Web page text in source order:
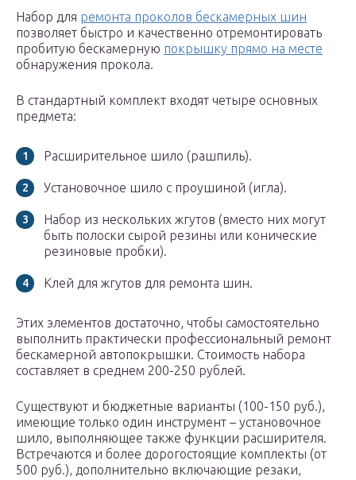
Набор для ремонта проколов бескамерных шин
позволяет быстро и качественно отремонтировать
пробитую бескамерную покрышку прямо на месте
обнаружения прокола.
В стандартный комплект входят четыре основных
предмета:
Расширительное шило (рашпиль).
Установочное шило с проушиной (игла).
Набор из нескольких жгутов (вместо них могут
быть полоски сырой резины или конические
резиновые пробки).
Клей для жгутов для ремонта шин.
Этих элементов достаточно, чтобы самостоятельно
выполнить практически профессиональный ремонт
бескамерной автопокрышки. Стоимость набора
составляет в среднем 200-250 рублей.
Существуют и бюджетные варианты (100-150 руб.),
имеющие только один инструмент – установочное
шило, выполняющее также функции расширителя.
Встречаются и более дорогостоящие комплекты (от
500 руб.), дополнительно включающие резаки,